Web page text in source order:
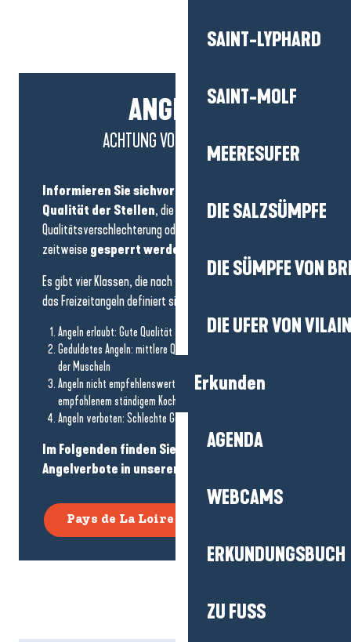
SAINT-LYPHARD
SAINT-MOLF
MEERESUFER
DIE SALZSÜMPFE
DIE SÜMPFE VON
DIE UFER VON
Erkunden
AGENDA
WEBCAMS
ERKUNDUNGSBUCH
ZU FUSS
ANGELN :
ACHTUNG VOR VERBOTEN!
Informieren Sie sichvor dem
Qualität der Stellen, die aufgrund von
Qualitätsverschlechterung oder Ressourcenschutz
zeitweisegesperrt werden können
Es gibt vier Klassen, die nach
das Freizeitangeln definiert sind:
Angeln erlaubt: Gute Qualität
Geduldetes Angeln: mittlere Qualität mit empfohlenem Kochen
der Muscheln
Angeln nicht empfehlenswert: Schlechte Qualität mit
empfohlenem ständigem Kochen der Schalentiere.
Angeln verboten: Schlechte Gesundheitsqualität.
Im Folgenden finden Sie die aktuellen
Angelverbote in unseren beiden Departements:
Pays de La Loire